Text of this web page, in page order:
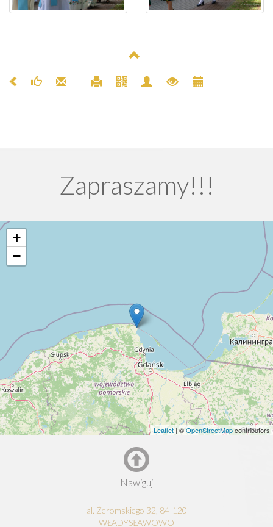
Zapraszamy!!!
+
−
Leaflet | ©OpenStreetMapcontributors
Nawiguj
al. Żeromskiego 32, 84-120
WŁADYSŁAWOWO